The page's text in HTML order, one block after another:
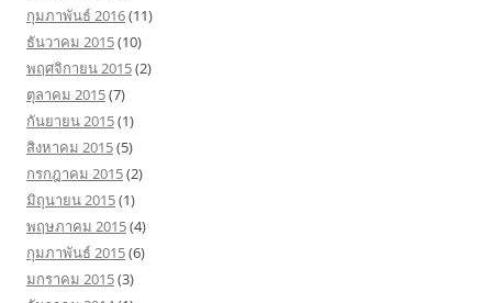
กุมภาพันธ์ 2016(11)
ธันวาคม 2015(10)
พฤศจิกายน 2015(2)
ตุลาคม 2015(7)
กันยายน 2015(1)
สิงหาคม 2015(5)
กรกฎาคม 2015(2)
มิถุนายน 2015(1)
พฤษภาคม 2015(4)
กุมภาพันธ์ 2015(6)
มกราคม 2015(3)